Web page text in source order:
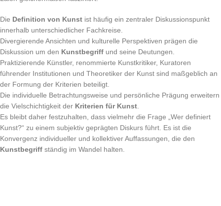
Die Definition von Kunst ist häufig ein zentraler Diskussionspunkt
innerhalb unterschiedlicher Fachkreise.
Divergierende Ansichten und kulturelle Perspektiven prägen die
Diskussion um den Kunstbegriff und seine Deutungen.
Praktizierende Künstler, renommierte Kunstkritiker, Kuratoren
führender Institutionen und Theoretiker der Kunst sind maßgeblich an
der Formung der Kriterien beteiligt.
Die individuelle Betrachtungsweise und persönliche Prägung erweitern
die Vielschichtigkeit der Kriterien für Kunst
Es bleibt daher festzuhalten, dass vielmehr die Frage „Wer definiert
Kunst?“ zu einem subjektiv geprägten Diskurs führt. Es ist die
Konvergenz individueller und kollektiver Auffassungen, die den
Kunstbegriff ständig im Wandel halten.